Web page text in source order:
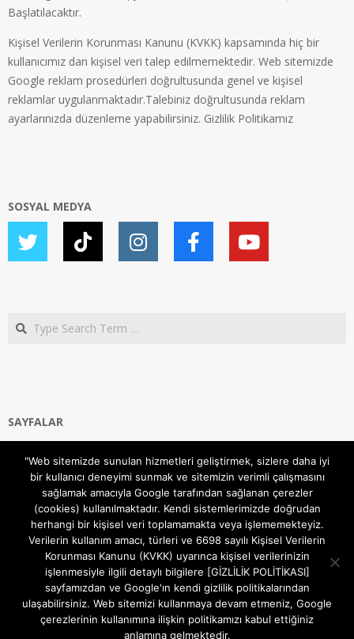
Başlatılacaktır.
Kişisel Verilerin Korunması Kanunu (KVKK) kapsamında hiç bir
kullanıcımız dan kişisel veri talep edilmemektedir. Web sitemizde
Google reklam prosedürleri doğrultusunda genel ve kişisel
reklamlar uygulanmaktadır.Talebiniz doğrultusunda reklam
ayarlarınızda düzenleme yapabilirsiniz. Gizlilik Politikamız
SOSYAL MEDYA
Search
SAYFALAR
Gizlilik ve Çerezler (Cookies) Politikası
Hakkımızda
İletişim Kanalları
MODEM KURULUM
TEKNİK DESTEK
TELEVİZYON SİSTEMLERİ
"Web sitemizde sunulan hizmetleri geliştirmek, sizlere daha iyi
bir kullanıcı deneyimi sunmak ve sitemizin verimli çalışmasını
sağlamak amacıyla Google tarafından sağlanan çerezler
(cookies) kullanılmaktadır. Kendi sistemlerimizde doğrudan
herhangi bir kişisel veri toplamamakta veya işlememekteyiz.
Verilerin kullanım amacı, türleri ve 6698 sayılı Kişisel Verilerin
Korunması Kanunu (KVKK) uyarınca kişisel verilerinizin
işlenmesiyle ilgili detaylı bilgilere [GİZLİLİK POLİTİKASI]
sayfamızdan ve Google'ın kendi gizlilik politikalarından
ulaşabilirsiniz. Web sitemizi kullanmaya devam etmeniz, Google
çerezlerinin kullanımına ilişkin politikamızı kabul ettiğiniz
anlamına gelmektedir.